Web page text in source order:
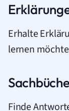
Erhalte
lernen
Finde